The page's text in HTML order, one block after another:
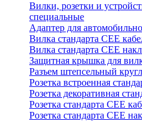
Вилки, розетки и
специальные
Адаптер для
Вилка стандарта CEE
Вилка стандарта CEE
Защитная крышка для
Разъем штепсельный
Розетка встроенная
Розетка декоративная
Розетка стандарта СЕЕ
Розетка стандарта СЕЕ